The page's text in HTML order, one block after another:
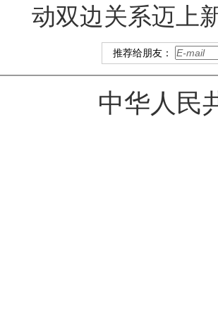
动双边关系迈上
推荐给朋友：
中华人民